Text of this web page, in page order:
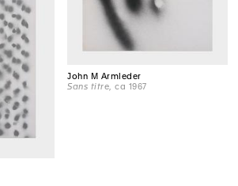
John M Armleder
Sans titre , ca 1967